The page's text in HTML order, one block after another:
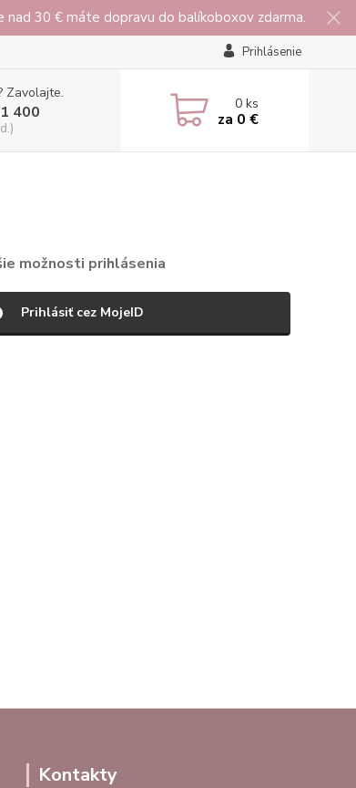
30 € máte dopravu do balíkoboxov zdarma.
Prihlásenie
Zavolajte.
400 0ks
za 0 €
možnosti prihlásenia
Prihlásiť cez MojeID
Kontakty